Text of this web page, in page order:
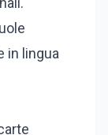
in lingua